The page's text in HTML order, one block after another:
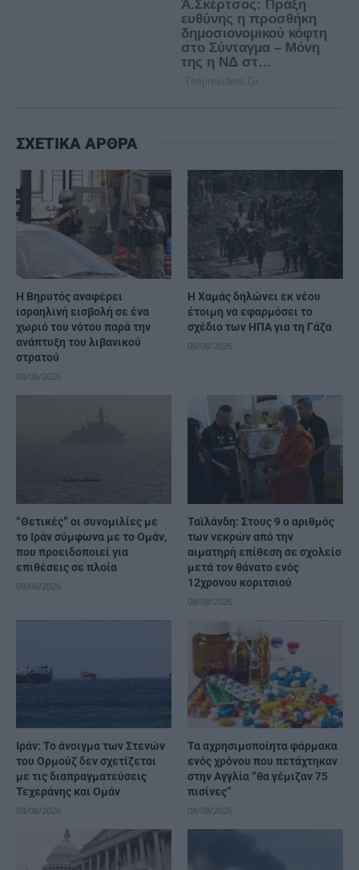
ΣΧΕΤΙΚΑ ΑΡΘΡΑ
Η Βηρυτός αναφέρει
ισραηλινή εισβολή σε ένα
χωριό του νότου παρά την
ανάπτυξη του λιβανικού
στρατού
08/08/2026
Η Χαμάς δηλώνει εκ νέου
έτοιμη να εφαρμόσει το
σχέδιο των ΗΠΑ για τη Γάζα
08/08/2026
“Θετικές” οι συνομιλίες με
το Ιράν σύμφωνα με το Ομάν,
που προειδοποιεί για
επιθέσεις σε πλοία
08/08/2026
Ταϊλάνδη: Στους 9 ο αριθμός
των νεκρών από την
αιματηρή επίθεση σε σχολείο
μετά τον θάνατο ενός
12χρονου κοριτσιού
08/08/2026
Ιράν: Το άνοιγμα των Στενών
του Ορμούζ δεν σχετίζεται
με τις διαπραγματεύσεις
Τεχεράνης και Ομάν
08/08/2026
Τα αχρησιμοποίητα φάρμακα
ενός χρόνου που πετάχτηκαν
στην Αγγλία “θα γέμιζαν 75
πισίνες”
08/08/2026